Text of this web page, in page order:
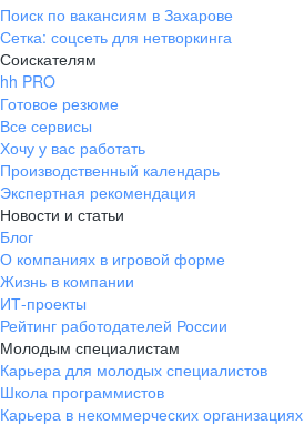
Поиск по вакансиям в Захарове
Сетка: соцсеть для нетворкинга
Соискателям
hh PRO
Готовое резюме
Все сервисы
Хочу у вас работать
Производственный календарь
Экспертная рекомендация
Новости и статьи
Блог
О компаниях в игровой форме
Жизнь в компании
ИТ-проекты
Рейтинг работодателей России
Молодым специалистам
Карьера для молодых специалистов
Школа программистов
Карьера в некоммерческих организациях